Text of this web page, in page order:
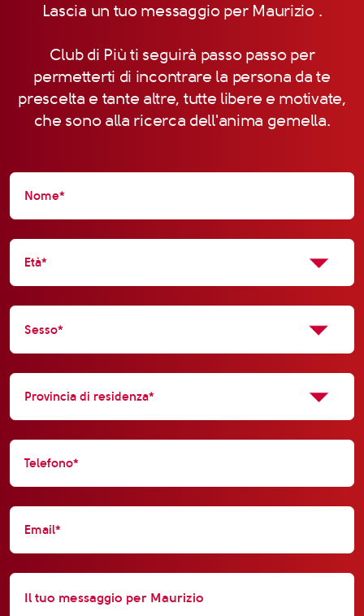
Lascia un tuo messaggio per Maurizio .
Club di Più ti seguirà passo passo per
permetterti di incontrare la persona da te
prescelta e tante altre, tutte libere e motivate,
che sono alla ricerca dell'anima gemella.